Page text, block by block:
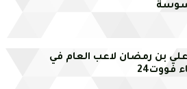
بن رمضان لاعب العام في
فووت24